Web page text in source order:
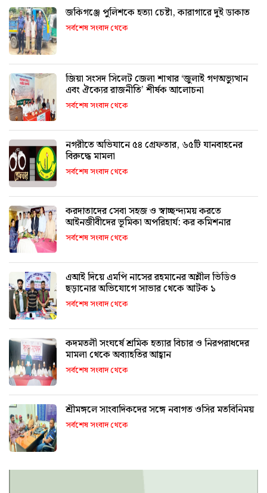
জকিগঞ্জে পুলিশকে হত্যা চেষ্টা, কারাগারে দুই ডাকাত
সর্বশেষ সংবাদ থেকে
জিয়া সংসদ সিলেট জেলা শাখার ‘জুলাই গণঅভ্যুত্থান
এবং ঐক্যের রাজনীতি’ শীর্ষক আলোচনা
সর্বশেষ সংবাদ থেকে
নগরীতে অভিযানে ৫৪ গ্রেফতার, ৬৫টি যানবাহনের
বিরুদ্ধে মামলা
সর্বশেষ সংবাদ থেকে
করদাতাদের সেবা সহজ ও স্বাচ্ছন্দ্যময় করতে
আইনজীবীদের ভূমিকা অপরিহার্য: কর কমিশনার
সর্বশেষ সংবাদ থেকে
এআই দিয়ে এমপি নাসের রহমানের অশ্লীল ভিডিও
ছড়ানোর অভিযোগে সাভার থেকে আটক ১
সর্বশেষ সংবাদ থেকে
কদমতলী সংঘর্ষে শ্রমিক হত্যার বিচার ও নিরপরাধদের
মামলা থেকে অব্যাহতির আহ্বান
সর্বশেষ সংবাদ থেকে
শ্রীমঙ্গলে সাংবাদিকদের সঙ্গে নবাগত ওসির মতবিনিময়
সর্বশেষ সংবাদ থেকে